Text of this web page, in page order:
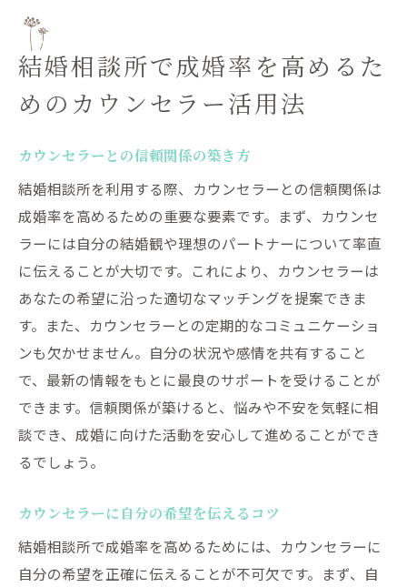
結婚相談所で成婚率を高めるた
めのカウンセラー活用法
カウンセラーとの信頼関係の築き方
結婚相談所を利用する際、カウンセラーとの信頼関係は
成婚率を高めるための重要な要素です。まず、カウンセ
ラーには自分の結婚観や理想のパートナーについて率直
に伝えることが大切です。これにより、カウンセラーは
あなたの希望に沿った適切なマッチングを提案できま
す。また、カウンセラーとの定期的なコミュニケーショ
ンも欠かせません。自分の状況や感情を共有すること
で、最新の情報をもとに最良のサポートを受けることが
できます。信頼関係が築けると、悩みや不安を気軽に相
談でき、成婚に向けた活動を安心して進めることができ
るでしょう。
カウンセラーに自分の希望を伝えるコツ
結婚相談所で成婚率を高めるためには、カウンセラーに
自分の希望を正確に伝えることが不可欠です。まず、自